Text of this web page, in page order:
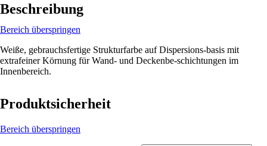
Beschreibung
Bereich überspringen
Weiße, gebrauchsfertige Strukturfarbe auf Dispersions-basis mit
extrafeiner Körnung für Wand- und Deckenbe-schichtungen im
Innenbereich.
Produktsicherheit
Bereich überspringen